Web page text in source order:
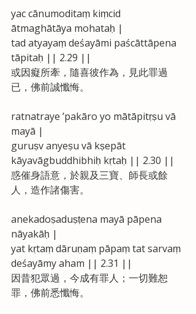
yac cānumoditaṃ kiṃcid
ātmaghātāya mohataḥ |
tad atyayaṃ deśayāmi paścāttāpena
tāpitaḥ || 2.29 ||
或因癡所牽，隨喜彼作為，見此罪過
已，佛前誠懺悔。
ratnatraye ’pakāro yo mātāpitṛṣu vā
mayā |
guruṣv anyeṣu vā kṣepāt
kāyavāgbuddhibhiḥ kṛtaḥ || 2.30 ||
惑催身語意，於親及三寶、師長或餘
人，造作諸傷害。
anekadoṣaduṣṭena mayā pāpena
nāyakāḥ |
yat kṛtaṃ dāruṇaṃ pāpaṃ tat sarvaṃ
deśayāmy aham || 2.31 ||
因昔犯眾過，今成有罪人；一切難恕
罪，佛前悉懺悔。